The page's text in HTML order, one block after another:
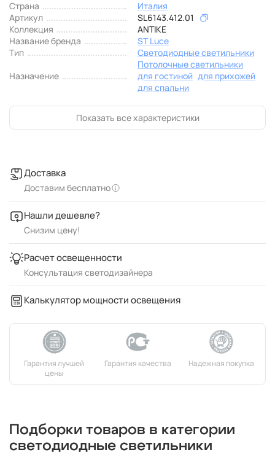
Страна
Италия
Артикул
SL6143.412.01
Коллекция
ANTIKE
Название бренда
ST Luce
Тип
Светодиодные светильники
Потолочные светильники
Назначение
для гостиной для прихожей
для спальни
Показать все характеристики
Доставка
Доставим бесплатно
Нашли дешевле?
Снизим цену!
Расчет освещенности
Консультация светодизайнера
Калькулятор мощности освещения
Подборки товаров в категории
светодиодные светильники